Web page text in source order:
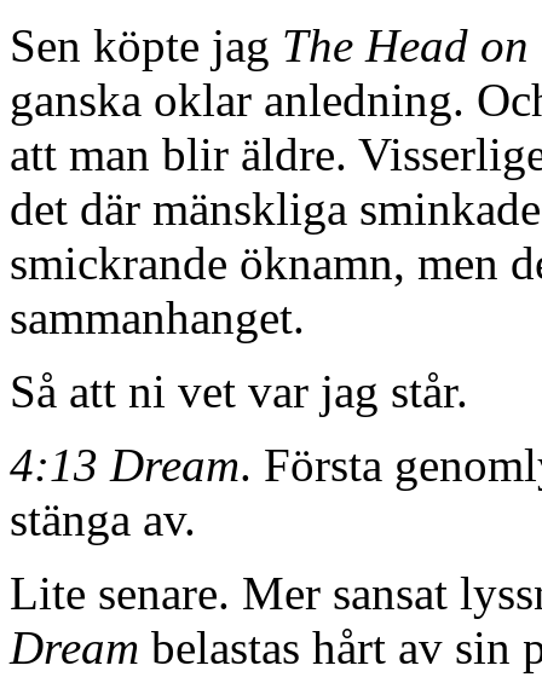
Sen köpte jag The Head
ganska oklar anledning.
att man blir äldre.
det där mänskliga
smickrande öknamn, men
sammanhanget.
Så att ni vet var jag står.
4:13 Dream. Första
stänga av.
Lite senare. Mer sansat
Dream belastas hårt av sin